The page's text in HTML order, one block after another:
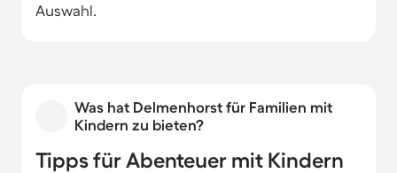
Auswahl.
Was hat Delmenhorst für Familien mit
Kindern zu bieten?
Tipps für Abenteuer mit Kindern